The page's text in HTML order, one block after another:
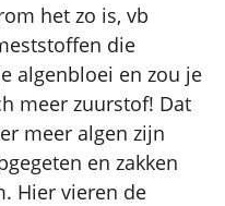
het zo is, vb
die
algenbloei en zou je
meer zuurstof! Dat
meer algen zijn
en zakken
Hier vieren de